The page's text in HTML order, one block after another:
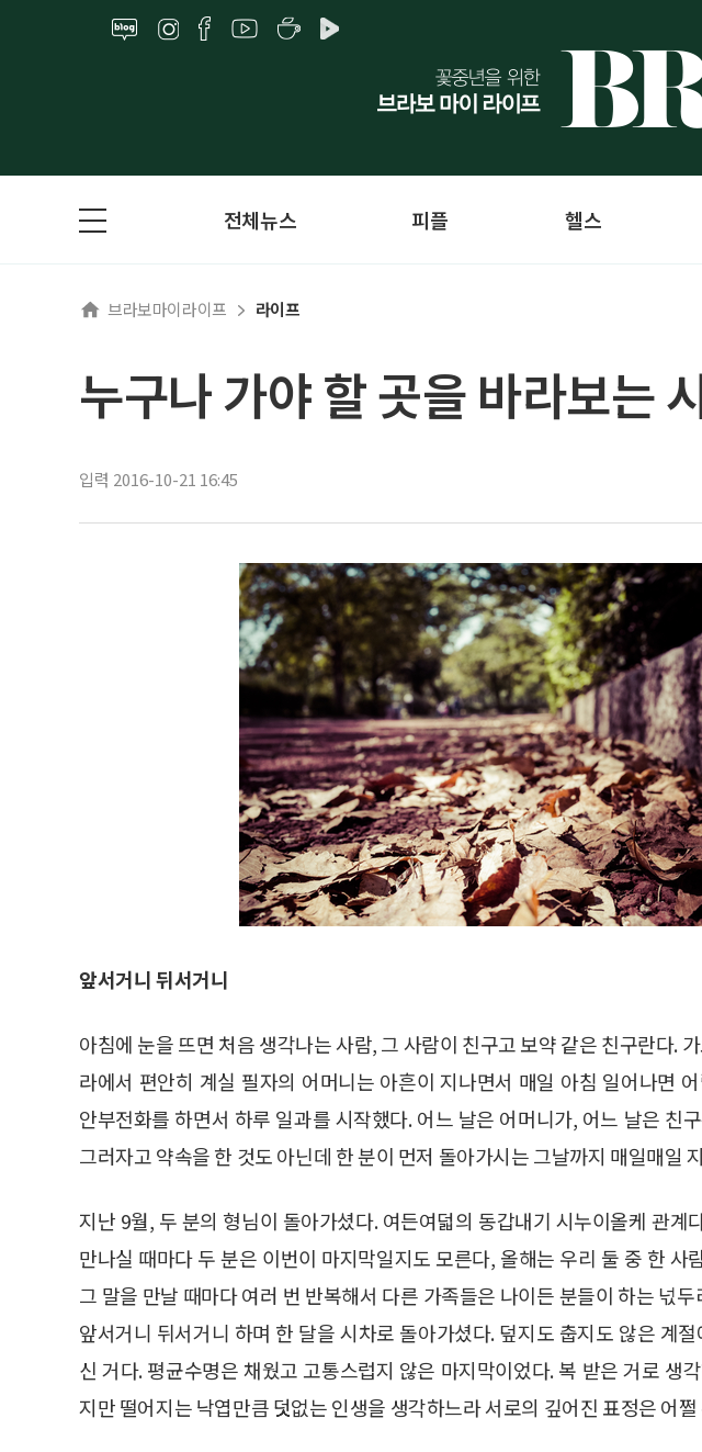
전체뉴스 피플 헬스
브라보마이라이프 라이프
누구나 가야 할 곳을 바라보는
입력 2016-10-21 16:45
앞서거니 뒤서거니
아침에 눈을 뜨면 처음 생각나는 사람, 그 사람이 친구고 보약 같은 친구란다.
라에서 편안히 계실 필자의 어머니는 아흔이 지나면서 매일 아침 일어나면
안부전화를 하면서 하루 일과를 시작했다. 어느 날은 어머니가, 어느 날은 친
그러자고 약속을 한 것도 아닌데 한 분이 먼저 돌아가시는 그날까지 매일매일
지난 9월, 두 분의 형님이 돌아가셨다. 여든여덟의 동갑내기 시누이올케 관계
만나실 때마다 두 분은 이번이 마지막일지도 모른다, 올해는 우리 둘 중 한 사
그 말을 만날 때마다 여러 번 반복해서 다른 가족들은 나이든 분들이 하는 넋
앞서거니 뒤서거니 하며 한 달을 시차로 돌아가셨다. 덮지도 춥지도 않은 계
신 거다. 평균수명은 채웠고 고통스럽지 않은 마지막이었다. 복 받은 거로 생
지만 떨어지는 낙엽만큼 덧없는 인생을 생각하느라 서로의 깊어진 표정은 어